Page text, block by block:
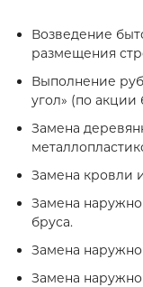
Возведение
размещения
Выполнение
угол» (по акции
Замена
Замена кровли
Замена
бруса.
Замена
Замена